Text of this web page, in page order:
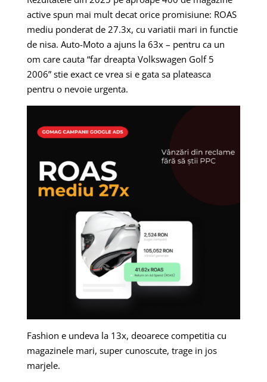
active spun mai mult decat orice promisiune: ROAS
mediu ponderat de 27.3x, cu variatii mari in functie
de nisa. Auto-Moto a ajuns la 63x – pentru ca un
om care cauta “far dreapta Volkswagen Golf 5
2006” stie exact ce vrea si e gata sa plateasca
pentru o nevoie urgenta.
Fashion e undeva la 13x, deoarece competitia cu
magazinele mari, super cunoscute, trage in jos
marjele.